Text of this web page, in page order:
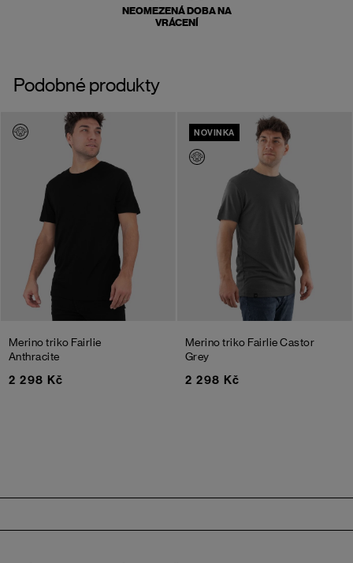
NEOMEZENÁ DOBA NA
VRÁCENÍ
Podobné produkty
Merino triko Fairlie
Anthracite
2 298 Kč
NOVINKA
Merino triko FairlieCastor
Grey
2 298 Kč